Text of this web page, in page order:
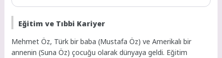
Eğitim ve Tıbbi Kariyer
Mehmet Öz, Türk bir baba (Mustafa Öz) ve Amerikalı bir
annenin (Suna Öz) çocuğu olarak dünyaya geldi. Eğitim